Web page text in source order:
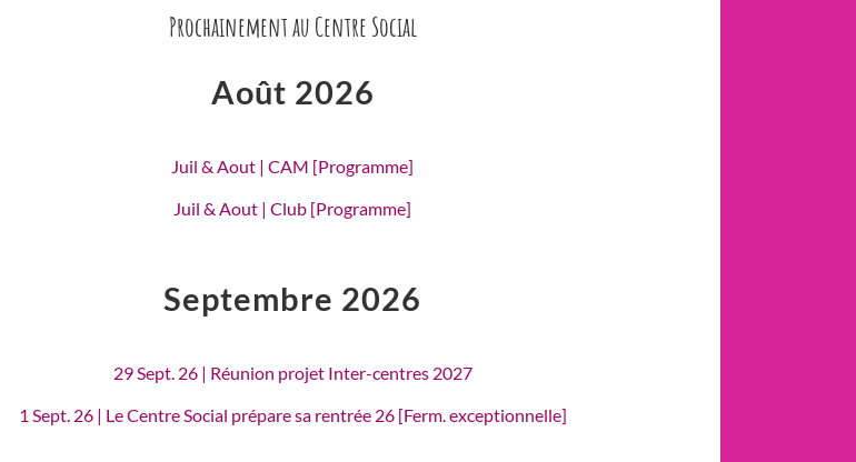
Prochainement au Centre Social
Août 2026
Juil & Aout | CAM [Programme]
Juil & Aout | Club [Programme]
Septembre 2026
29 Sept. 26 | Réunion projet Inter-centres 2027
1 Sept. 26 | Le Centre Social prépare sa rentrée 26 [Ferm. exceptionnelle]